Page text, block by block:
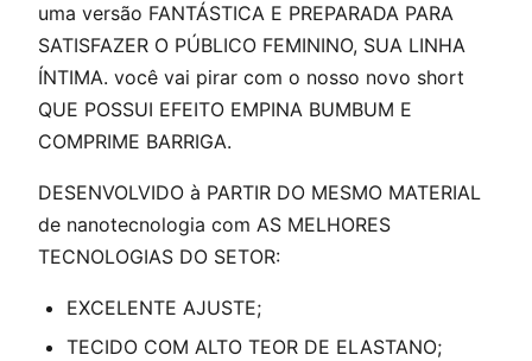
uma versão FANTÁSTICA E PREPARADA PARA
SATISFAZER O PÚBLICO FEMININO, SUA LINHA
ÍNTIMA. você vai pirar com o nosso novo short
QUE POSSUI EFEITO EMPINA BUMBUM E
COMPRIME BARRIGA.
DESENVOLVIDO à PARTIR DO MESMO MATERIAL
de nanotecnologia com AS MELHORES
TECNOLOGIAS DO SETOR:
EXCELENTE AJUSTE;
TECIDO COM ALTO TEOR DE ELASTANO;